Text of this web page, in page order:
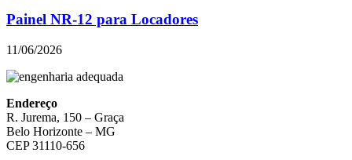
Painel NR-12 para Locadores
11/06/2026
Endereço
R. Jurema, 150 – Graça
Belo Horizonte – MG
CEP 31110-656